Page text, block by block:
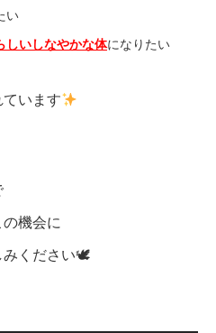
い
しいしなやかな体になりたい
います
機会に
みください🕊